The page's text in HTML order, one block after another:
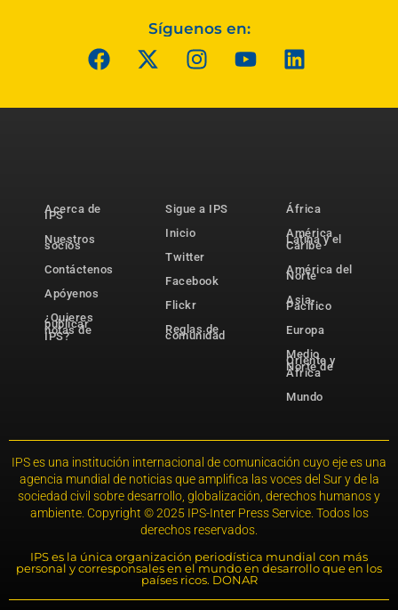
Síguenos en:
Acerca de
IPS
Nuestros
socios
Contáctenos
Apóyenos
¿Quieres
publicar
notas de
IPS?
Sigue a IPS
Inicio
Twitter
Facebook
Flickr
Reglas de
comunidad
África
América
Latina y el
Caribe
América del
Norte
Asia-
Pacífico
Europa
Medio
Oriente y
Norte de
África
Mundo
IPS es una institución internacional de comunicación cuyo eje es una
agencia mundial de noticias que amplifica las voces del Sur y de la
sociedad civil sobre desarrollo, globalización, derechos humanos y
ambiente. Copyright © 2025 IPS-Inter Press Service. Todos los
derechos reservados.
IPS es la única organización periodística mundial con más
personal y corresponsales en el mundo en desarrollo que en los
países ricos. DONAR